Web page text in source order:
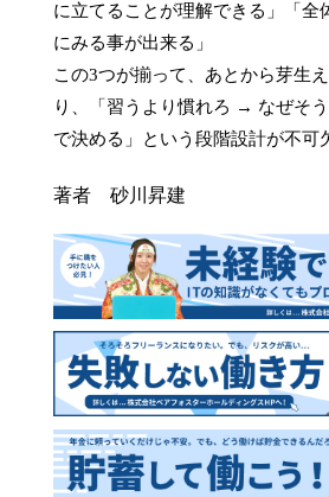
に立てることが理解できる」「全
にみる事が出来る」
この3つが揃って、あとから芽生
り、「習うより慣れろ → なぜそ
で決める」という段階設計が不可
著者 砂川昇建